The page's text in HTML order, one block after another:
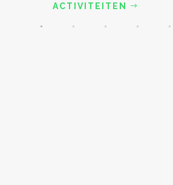
ACTIVITEITEN